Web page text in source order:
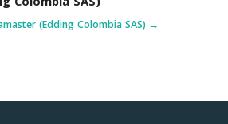
(Edding Colombia SAS) →